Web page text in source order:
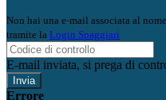
Non hai una e-mail associata al
tramite la Login Spaggiari
E-mail inviata, si prega di
Errore